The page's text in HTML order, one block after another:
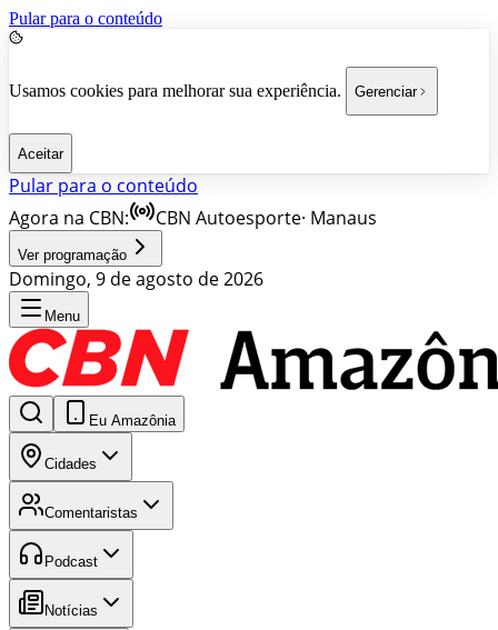
Pular para o conteúdo
Usamos cookies para melhorar sua experiência. Gerenciar
Aceitar
Pular para o conteúdo
Agora na CBN:
CBN Autoesporte· Manaus
Ver programação
Domingo, 9 de agosto de 2026
Menu
Eu Amazônia
Cidades
Comentaristas
Podcast
Notícias